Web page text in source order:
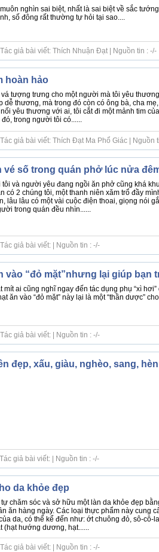
nghìn sai biệt, nhất là sai biệt về sắc
số đông rất thường tự hỏi tại sao....
giả bài viết: Thích Nhuận Đạt | Nguồn tin : -/-
hoàn hảo
vá tượng trưng cho một người mà tôi yêu
dễ thương, mà trong đó còn có ông bà, cha
yêu thương với ai, tôi cắt đi một mảnh tim
trong người tôi có......
giả bài viết: Thích Đạt Ma Phổ Giác | Nguồn
vé số trong quán phở lúc nửa
tôi và người yêu đang ngồi ăn phở cũng khá
có 2 chúng tôi, một thanh niên xăm trổ đầy
lâu lâu có một vài cuộc điện thoai, giọng nói
trong quán đều nhìn......
giả bài viết: | Nguồn tin : -/-
vào “đỏ mặt”nhưng lại giúp bạn
mít ai cũng nghĩ ngay đến tác dụng phụ “xì
ăn vào “đỏ mặt” này lại là một “thần dược”
giả bài viết: | Nguồn tin : -/-
đẹp, xấu, giàu, nghèo, sang,
giả bài viết: | Nguồn tin : -/-
da khỏe đẹp
tự chăm sóc và sở hữu một làn da khỏe đẹp
ăn hàng ngày. Các loại thực phẩm này cung
da, có thể kể đến như: ớt chuông đỏ, sô-cô-
(hạt hướng dương, hạt......
giả bài viết: | Nguồn tin : -/-